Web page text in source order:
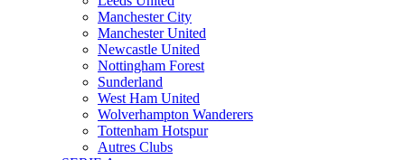
Manchester City
Manchester United
Newcastle United
Nottingham Forest
Sunderland
West Ham United
Wolverhampton Wanderers
Tottenham Hotspur
Autres Clubs